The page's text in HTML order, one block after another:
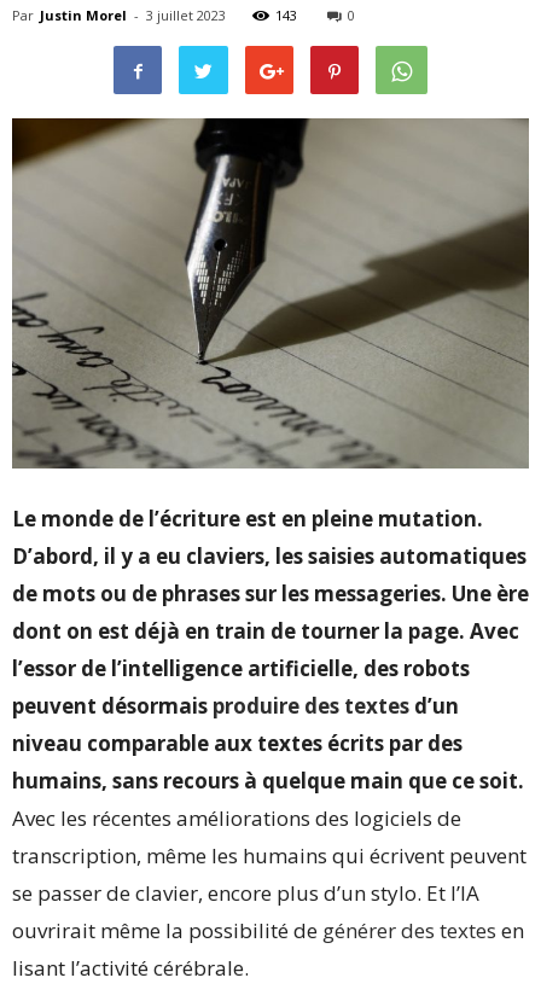
Par Justin Morel - 3 juillet 2023 143 0
Le monde de l’écriture est en pleine mutation.
D’abord, il y a eu claviers, les saisies automatiques
de mots ou de phrases sur les messageries. Une ère
dont on est déjà en train de tourner la page. Avec
l’essor de l’intelligence artificielle, des robots
peuvent désormais produire des textes d’un
niveau comparable aux textes écrits par des
humains, sans recours à quelque main que ce soit.
Avec les récentes améliorations des logiciels de
transcription, même les humains qui écrivent peuvent
se passer de clavier, encore plus d’un stylo. Et l’IA
ouvrirait même la possibilité de générer des textes en
lisant l’activité cérébrale.